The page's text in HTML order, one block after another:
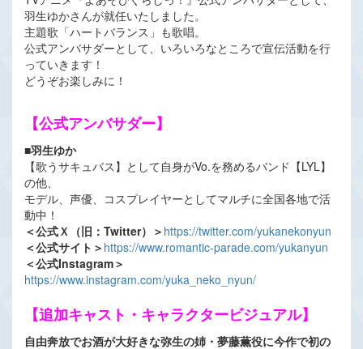
羽生ゆかさんが就任いたしました。
主題歌「ハートバランス」も歌唱。
公式アンバサダーとして、いろいろなところで宣伝活動を行
っていきます！
どうぞお楽しみに！
【公式アンバサダー】
■羽生ゆか
【歌うサキュバス】として自身がVo.を務めるバンド【LYL】
の他、
モデル、声優、コスプレイヤーとしてマルチに全国各地で活
動中！
＜公式Ｘ（旧：Twitter）＞ https://twitter.com/yukanekonyun
＜公式サイト＞ https://www.romantic-parade.com/yukanyun
＜公式Instagram＞
https://www.instagram.com/yuka_neko_nyun/
【追加キャスト・キャラクタービジュアル】
自由奔放でお酒が大好きな弥生の姉・夢藤薫役に今作で初の